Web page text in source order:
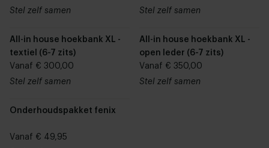
Stel zelf samen
Stel zelf samen
All-in house hoekbank XL -
textiel (6-7 zits)
Vanaf € 300,00
Stel zelf samen
All-in house hoekbank XL -
open leder (6-7 zits)
Vanaf € 350,00
Stel zelf samen
Onderhoudspakket fenix
Vanaf € 49,95